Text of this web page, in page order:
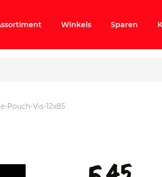
Winkels Sparen
Pouch-Vis-12x85